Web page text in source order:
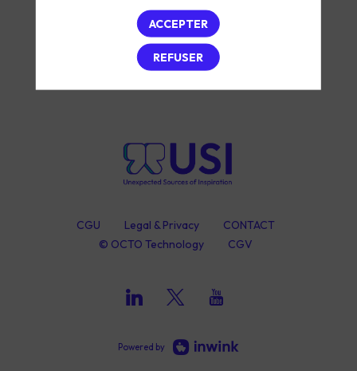
CGU Legal & Privacy
CONTACT
© OCTO Technology
CGV
Powered by
ACCEPTER
REFUSER